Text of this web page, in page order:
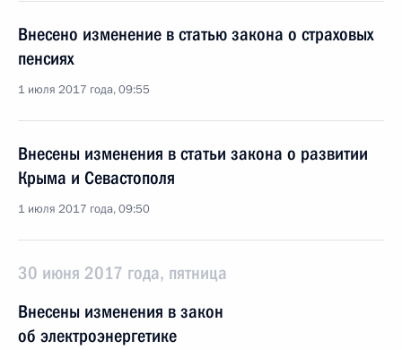
Внесено изменение в статью закона о страховых
пенсиях
1 июля 2017 года, 09:55
Внесены изменения в статьи закона о развитии
Крыма и Севастополя
1 июля 2017 года, 09:50
30 июня 2017 года, пятница
Внесены изменения в закон
об электроэнергетике